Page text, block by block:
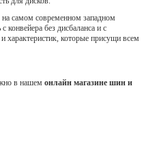
на самом современном западном
конвейера без дисбаланса и с
характеристик, которые присущи всем
в нашем онлайн магазине шин и